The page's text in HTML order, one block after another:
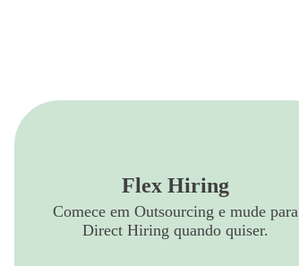
Flex Hiring
Comece em Outsourcing e mude para
Direct Hiring quando quiser.